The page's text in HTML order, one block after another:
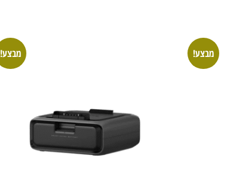
מבצע! מבצע!